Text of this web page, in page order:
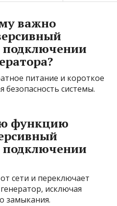
важно
подключении
питание и короткое
безопасность системы.
функцию
подключении
сети и переключает
исключая
замыкания.